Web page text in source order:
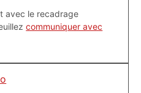
avec le recadrage
communiquer avec